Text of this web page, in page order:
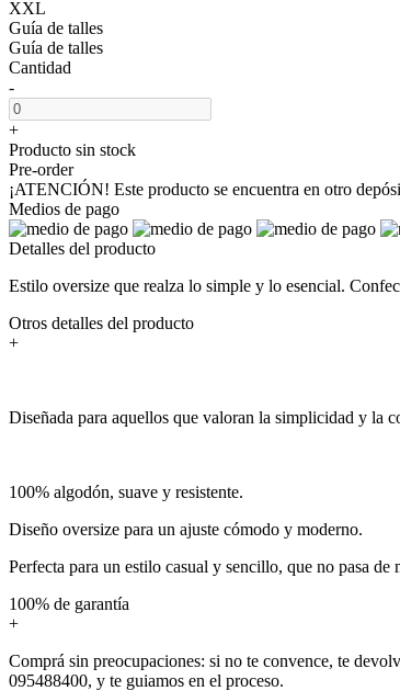
XXL
Guía de talles
Guía de talles
Cantidad
-
+
Producto sin stock
Pre-order
¡ATENCIÓN! Este producto se encuentra en otro
Medios de pago
Detalles del producto
Estilo oversize que realza lo simple y lo esencial.
Otros detalles del producto
+
Diseñada para aquellos que valoran la simplicidad y la
100% algodón, suave y resistente.
Diseño oversize para un ajuste cómodo y moderno.
Perfecta para un estilo casual y sencillo, que no pasa de
100% de garantía
+
Comprá sin preocupaciones: si no te convence, te
095488400, y te guiamos en el proceso.